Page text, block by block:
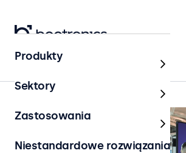
Kontrola dostępu
Produkty
Sektory
Zastosowania
Niestandardowe rozwiązania